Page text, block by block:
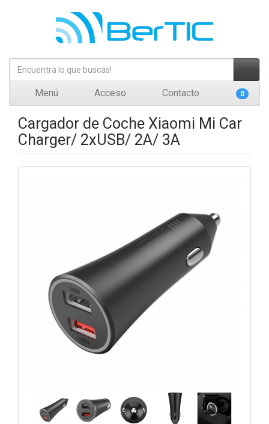
Menú Acceso Contacto 0
Cargador de Coche Xiaomi Mi Car
Charger/ 2xUSB/ 2A/ 3A